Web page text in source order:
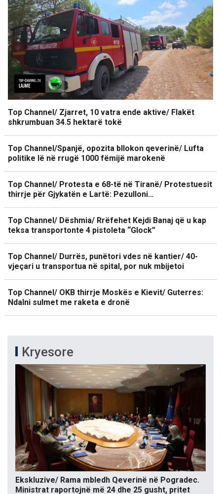
Top Channel/ Zjarret, 10 vatra ende aktive/ Flakët
shkrumbuan 34.5 hektarë tokë
Top Channel/Spanjë, opozita bllokon qeverinë/ Lufta
politike lë në rrugë 1000 fëmijë marokenë
Top Channel/ Protesta e 68-të në Tiranë/ Protestuesit
thirrje për Gjykatën e Lartë: Pezulloni…
Top Channel/ Dëshmia/ Rrëfehet Kejdi Banaj që u kap
teksa transportonte 4 pistoleta “Glock”
Top Channel/ Durrës, punëtori vdes në kantier/ 40-
vjeçari u transportua në spital, por nuk mbijetoi
Top Channel/ OKB thirrje Moskës e Kievit/ Guterres:
Ndalni sulmet me raketa e dronë
Kryesore
Ekskluzive/ Rama mbledh Qeverinë në Pogradec.
Ministrat raportojnë më 24 dhe 25 gusht, pritet